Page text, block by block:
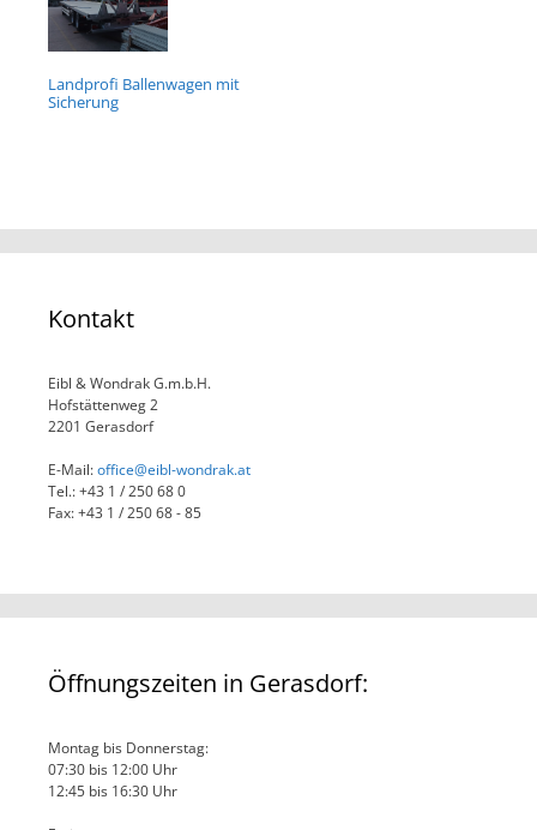
Landprofi Ballenwagen mit
Sicherung
Kontakt
Eibl & Wondrak G.m.b.H.
Hofstättenweg 2
2201 Gerasdorf
E-Mail:office@eibl-wondrak.at
Tel.: +43 1 / 250 68 0
Fax: +43 1 / 250 68 - 85
Öffnungszeiten in Gerasdorf:
Montag bis Donnerstag:
07:30 bis 12:00 Uhr
12:45 bis 16:30 Uhr